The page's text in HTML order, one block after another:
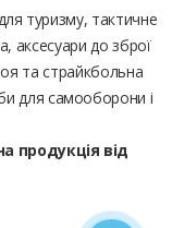
туризму, тактичне
аксесуари до зброї
та страйкбольна
для самооборони і
продукція від